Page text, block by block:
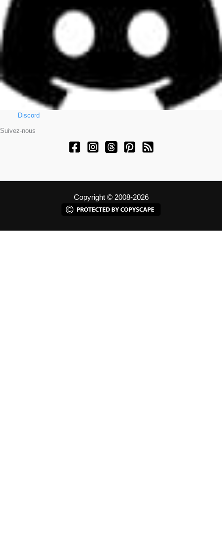
Discord
Suivez-nous
Copyright © 2008-2026